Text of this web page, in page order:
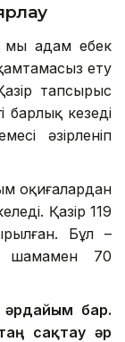
адам еңбек
қамтамасыз ету
тапсырыс
барлық кезеңді
әзірленіп
оқиғалардан
Қазір 119
Бұл –
шамамен 70
бар.
сақтау әр